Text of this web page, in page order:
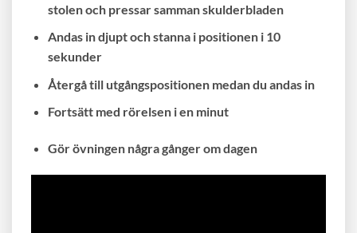
stolen och pressar samman skulderbladen
Andas in djupt och stanna i positionen i 10
sekunder
Återgå till utgångspositionen medan du andas in
Fortsätt med rörelsen i en minut
Gör övningen några gånger om dagen